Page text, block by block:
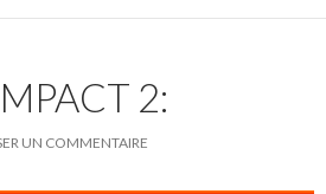
2:
UN COMMENTAIRE